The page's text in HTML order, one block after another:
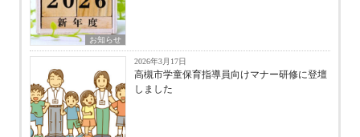
お知らせ
2026年3月17日
高槻市学童保育指導員向けマナー研修に登壇
しました